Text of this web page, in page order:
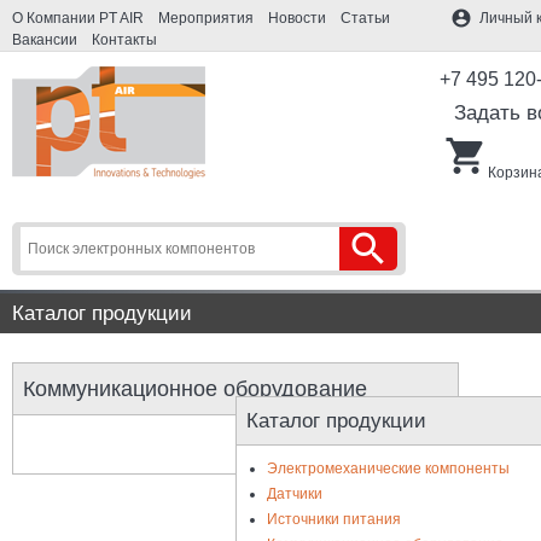
account_circle Личный
О Компании PT AIR Мероприятия Новости
Статьи
Вакансии
Контакты
+7 495
Задать
shopping_cart
search
Каталог продукции
Каталог продукции
Электромеханические компоненты
Датчики
Источники питания
Коммуникационное оборудование